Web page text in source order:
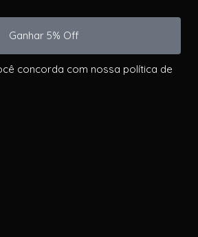
Ganhar 5% Off
concorda com nossa política de